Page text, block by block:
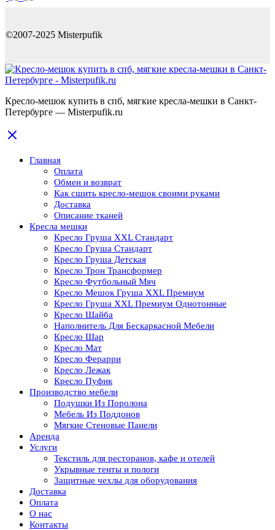
©2007-2025 Misterpufik
Кресло-мешок купить в спб, мягкие кресла-мешки в Санкт-
Петербурге — Misterpufik.ru
Главная
Оплата
Обмен и возврат
Как сшить кресло-мешок своими руками
Доставка
Описание тканей
Кресла мешки
Кресло Груша XXL Стандарт
Кресло Груша Cтандарт
Кресло Груша Детская
Кресло Трон Трансформер
Кресло Футбольный Мяч
Кресло Мешок Груша XXL Премиум
Кресло Груша XXL Премиум Однотонные
Кресло Шайба
Наполнитель Для Бескаркасной Мебели
Кресло Шар
Кресло Мат
Кресло Ферарри
Кресло Лежак
Кресло Пуфик
Производство мебели
Подушки Из Поролона
Мебель Из Поддонов
Мягкие Стеновые Панели
Аренда
Услуги
Текстиль для ресторанов, кафе и отелей
Укрывные тенты и пологи
Защитные чехлы для оборудования
Доставка
Оплата
О нас
Контакты